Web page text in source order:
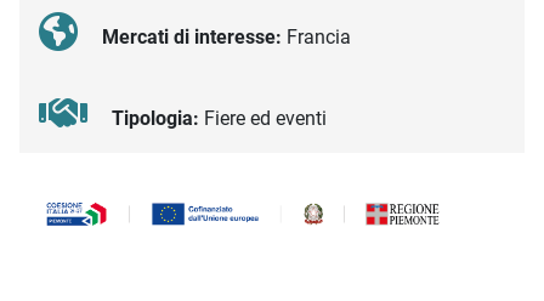
Mercati di interesse: Francia
Tipologia: Fiere ed eventi